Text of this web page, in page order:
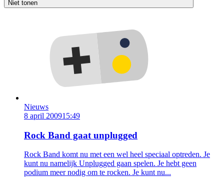
Niet tonen
Nieuws
8 april 200915:49
Rock Band gaat unplugged
Rock Band komt nu met een wel heel speciaal optreden. Je
kunt nu namelijk Unplugged gaan spelen. Je hebt geen
podium meer nodig om te rocken. Je kunt nu...